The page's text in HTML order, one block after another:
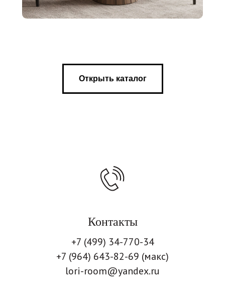
Открыть каталог
Контакты
+7 (499) 34-770-34
+7 (964) 643-82-69 (макс)
lori-room@yandex.ru